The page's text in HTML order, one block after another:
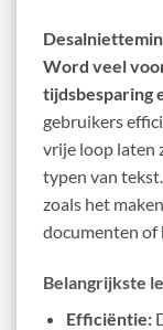
Word veel
tijdsbesparing
gebruikers
vrije loop laten
typen van
zoals het
documenten of
Belangrijkste
Efficiëntie: